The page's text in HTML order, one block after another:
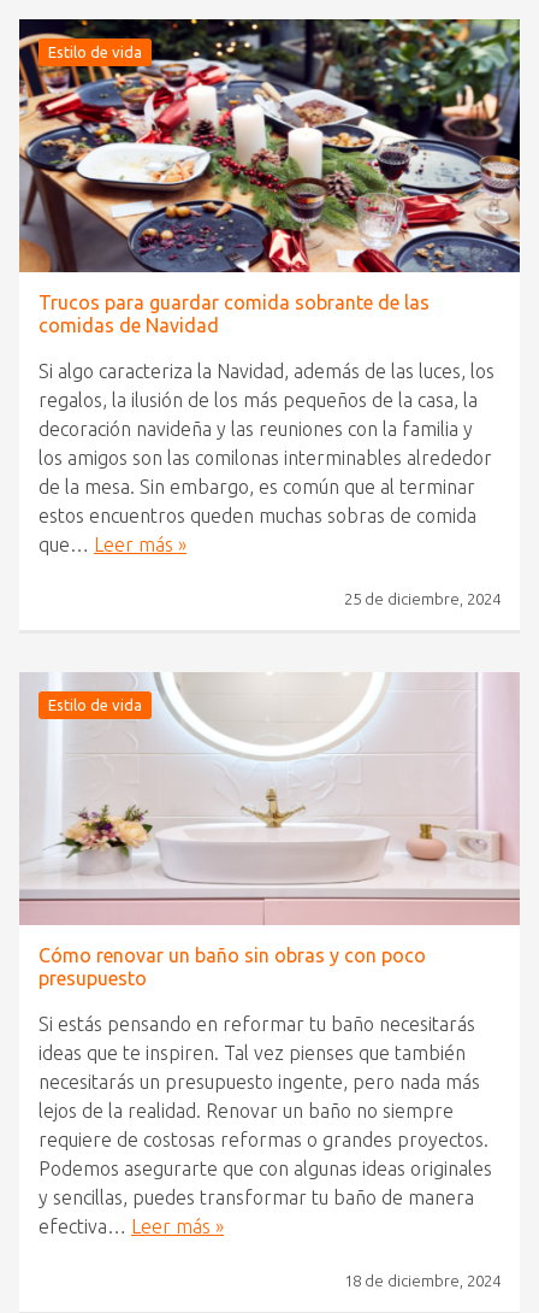
Estilo de vida
Trucos para guardar comida sobrante de las
comidas de Navidad
Si algo caracteriza la Navidad, además de las luces, los
regalos, la ilusión de los más pequeños de la casa, la
decoración navideña y las reuniones con la familia y
los amigos son las comilonas interminables alrededor
de la mesa. Sin embargo, es común que al terminar
estos encuentros queden muchas sobras de comida
que… Leer más »
25 de diciembre, 2024
Estilo de vida
Cómo renovar un baño sin obras y con poco
presupuesto
Si estás pensando en reformar tu baño necesitarás
ideas que te inspiren. Tal vez pienses que también
necesitarás un presupuesto ingente, pero nada más
lejos de la realidad. Renovar un baño no siempre
requiere de costosas reformas o grandes proyectos.
Podemos asegurarte que con algunas ideas originales
y sencillas, puedes transformar tu baño de manera
efectiva… Leer más »
18 de diciembre, 2024